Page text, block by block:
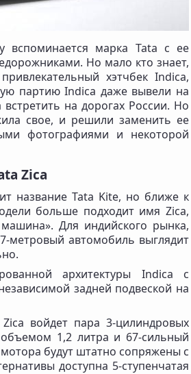
вспоминается марка Tata с ее
Но мало кто знает,
хэтчбек Indica,
партию Indica даже вывели на
на дорогах России. Но
свое, и решили заменить ее
фотографиями и некоторой
Zica
название Tata Kite, но ближе к
больше подходит имя Zica,
Для индийского рынка,
метровый автомобиль выглядит
архитектуры Indica с
задней подвеской на
войдет пара 3-цилиндровых
1,2 литра и 67-сильный
будут штатно сопряжены с
доступна 5-ступенчатая